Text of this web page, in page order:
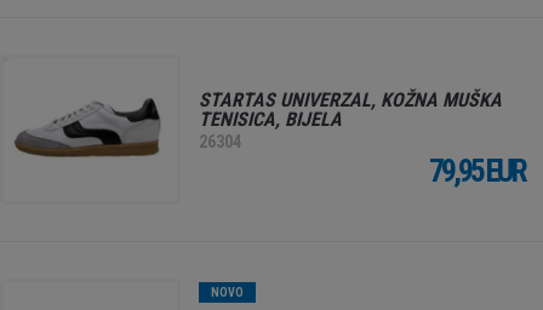
STARTAS UNIVERZAL, KOŽNA MUŠKA
TENISICA, BIJELA
26304
79,95 EUR
NOVO